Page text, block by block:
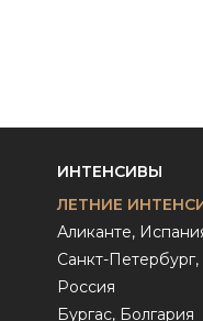
ИНТЕНСИВЫ
ЛЕТНИЕ
Аликанте,
Санкт-Петербург,
Россия
Бургас, Болгария